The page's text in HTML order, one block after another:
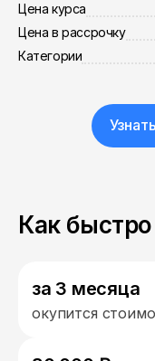
Цена курса
Цена в рассрочку
Категории
Как
за 3 месяца
окупится